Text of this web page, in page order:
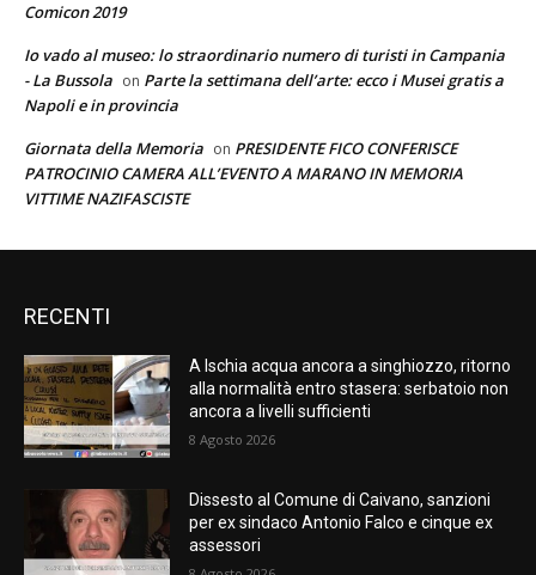
Comicon 2019
Io vado al museo: lo straordinario numero di turisti in Campania
- La Bussola on Parte la settimana dell’arte: ecco i Musei gratis a
Napoli e in provincia
Giornata della Memoria on PRESIDENTE FICO CONFERISCE
PATROCINIO CAMERA ALL’EVENTO A MARANO IN MEMORIA
VITTIME NAZIFASCISTE
RECENTI
A Ischia acqua ancora a singhiozzo, ritorno
alla normalità entro stasera: serbatoio non
ancora a livelli sufficienti
8 Agosto 2026
Dissesto al Comune di Caivano, sanzioni
per ex sindaco Antonio Falco e cinque ex
assessori